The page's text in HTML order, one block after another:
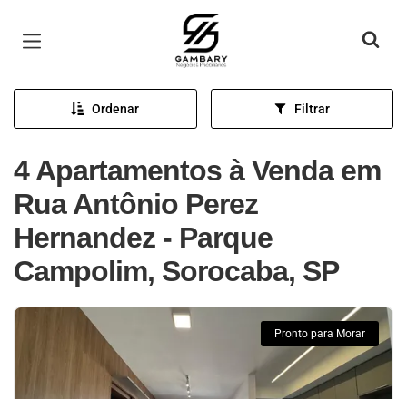
Página inicial
Ordenar Filtrar
4 Apartamentos à Venda em
Rua Antônio Perez
Hernandez - Parque
Campolim, Sorocaba, SP
Pronto para Morar